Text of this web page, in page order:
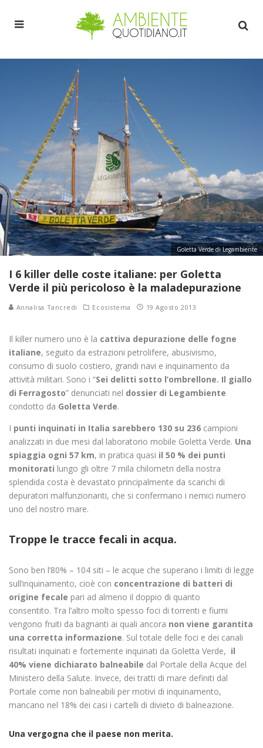
Goletta Verde di Legambiente
I 6 killer delle coste italiane: per Goletta
Verde il più pericoloso è la maladepurazione
Annalisa Tancredi Ecosistema 19 Agosto 2013
Il killer numero uno è la cattiva depurazione delle fogne
italiane, seguito da estrazioni petrolifere, abusivismo,
consumo di suolo costiero, grandi navi e inquinamento da
attività militari. Sono i “Sei delitti sotto l’ombrellone. Il giallo
di Ferragosto” denunciati nel dossier di Legambiente
condotto da Goletta Verde.
I punti inquinati in Italia sarebbero 130 su 236 campioni
analizzati in due mesi dal laboratorio mobile Goletta Verde. Una
spiaggia ogni 57 km, in pratica quasi il 50 % dei punti
monitorati lungo gli oltre 7 mila chilometri della nostra
splendida costa è devastato principalmente da scarichi di
depuratori malfunzionanti, che si confermano i nemici numero
uno del nostro mare.
Troppe le tracce fecali in acqua.
Sono ben l’80% – 104 siti – le acque che superano i limiti di legge
sull’inquinamento, cioè con concentrazione di batteri di
origine fecale pari ad almeno il doppio di quanto
consentito. Tra l’altro molto spesso foci di torrenti e fiumi
vengono fruiti da bagnanti ai quali ancora non viene garantita
una corretta informazione. Sul totale delle foci e dei canali
risultati inquinati e fortemente inquinati da Goletta Verde, il
40% viene dichiarato balneabile dal Portale della Acque del
Ministero della Salute. Invece, dei tratti di mare definiti dal
Portale come non balneabili per motivi di inquinamento,
mancano nel 18% dei casi i cartelli di divieto di balneazione.
Una vergogna che il paese non merita.